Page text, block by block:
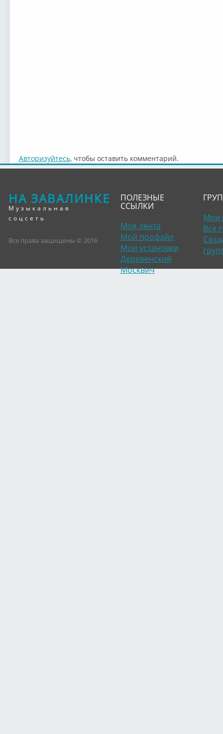
Авторизуйтесь, чтобы оставить комментарий.
НА ЗАВАЛИНКЕ
Музыкальная
соцсеть
Все права защищены © 2016
ПОЛЕЗНЫЕ
ССЫЛКИ
Моя лента
Мой профайл
Мои установки
Деревенский
Москвич
Мои
Все